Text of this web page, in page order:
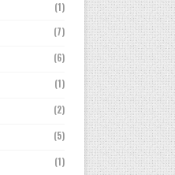
(1)
(7)
(6)
(1)
(2)
(5)
(1)